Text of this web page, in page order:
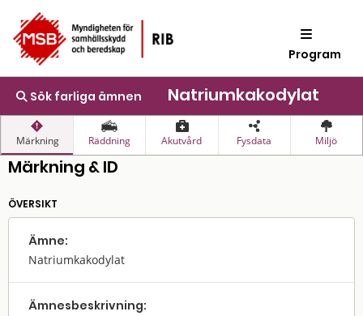
Program
Sök farliga ämnen Natriumkakodylat
Märkning Räddning Akutvård Fysdata Miljö
Märkning & ID
ÖVERSIKT
Ämne:
Natriumkakodylat
Ämnes­beskrivning: